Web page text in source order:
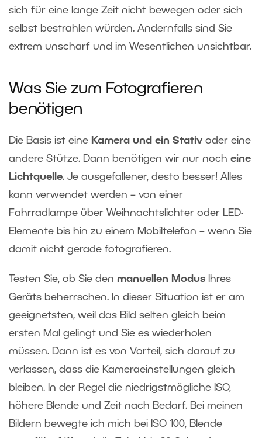
sich für eine lange Zeit nicht bewegen oder sich
selbst bestrahlen würden. Andernfalls sind Sie
extrem unscharf und im Wesentlichen unsichtbar.
Was Sie zum Fotografieren
benötigen
Die Basis ist eine Kamera und ein Stativ oder eine
andere Stütze. Dann benötigen wir nur noch eine
Lichtquelle. Je ausgefallener, desto besser! Alles
kann verwendet werden – von einer
Fahrradlampe über Weihnachtslichter oder LED-
Elemente bis hin zu einem Mobiltelefon – wenn Sie
damit nicht gerade fotografieren.
Testen Sie, ob Sie den manuellen Modus Ihres
Geräts beherrschen. In dieser Situation ist er am
geeignetsten, weil das Bild selten gleich beim
ersten Mal gelingt und Sie es wiederholen
müssen. Dann ist es von Vorteil, sich darauf zu
verlassen, dass die Kameraeinstellungen gleich
bleiben. In der Regel die niedrigstmögliche ISO,
höhere Blende und Zeit nach Bedarf. Bei meinen
Bildern bewegte ich mich bei ISO 100, Blende